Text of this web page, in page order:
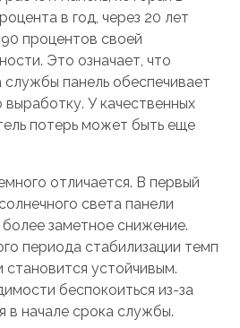
в год, через 20 лет
процентов своей
Это означает, что
панель обеспечивает
У качественных
потерь может быть еще
отличается. В первый
света панели
заметное снижение.
периода стабилизации темп
становится устойчивым.
беспокоиться из-за
в начале срока службы.